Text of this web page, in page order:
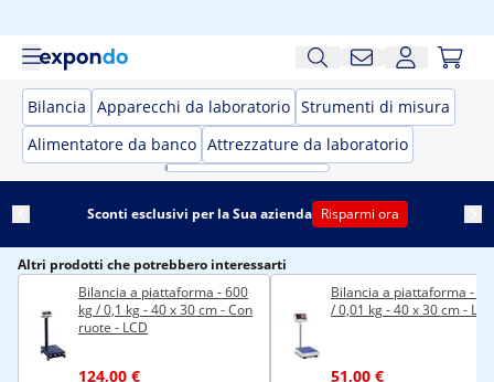
Bilancia Apparecchi da laboratorio Strumenti di misura
Alimentatore da banco Attrezzature da laboratorio
Sconti esclusivi per la Sua azienda Risparmi ora
Altri prodotti che potrebbero interessarti
Bilancia a piattaforma - 600
kg / 0,1 kg - 40 x 30 cm - Con
ruote - LCD
124,00 €
Bilancia a piattaforma -
/ 0,01 kg - 40 x 30 cm - LED
51,00 €